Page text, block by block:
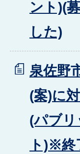
ント)(
した)
泉佐野
(案)に
(パブ
ト)※終